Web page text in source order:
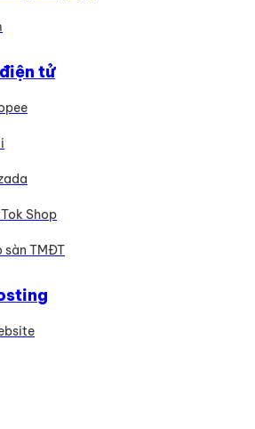
tử
Shop
sàn TMĐT